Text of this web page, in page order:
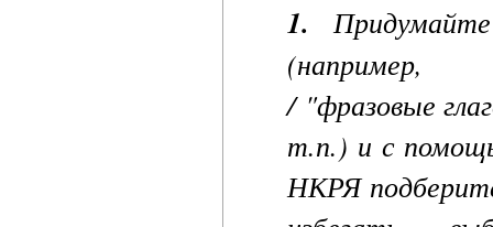
1.
(например,
/ "фразовые
т.п.) и с
НКРЯ